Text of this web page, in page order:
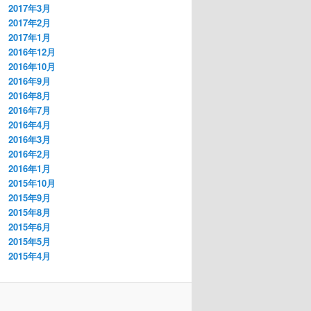
2017年3月
2017年2月
2017年1月
2016年12月
2016年10月
2016年9月
2016年8月
2016年7月
2016年4月
2016年3月
2016年2月
2016年1月
2015年10月
2015年9月
2015年8月
2015年6月
2015年5月
2015年4月